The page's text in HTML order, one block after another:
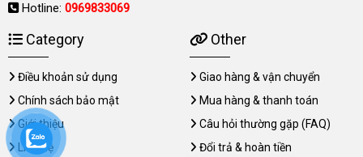
Hotline: 0969833069
Category
Điều khoản sử dụng
Chính sách bảo mật
Giới thiệu
Liên hệ
Other
Giao hàng & vận chuyển
Mua hàng & thanh toán
Câu hỏi thường gặp (FAQ)
Đổi trả & hoàn tiền